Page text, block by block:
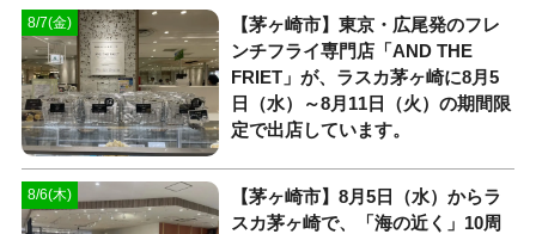
8/7(金)
【茅ヶ崎市】東京・広尾発のフレ
ンチフライ専門店「AND THE
FRIET」が、ラスカ茅ヶ崎に8月5
日（水）～8月11日（火）の期間限
定で出店しています。
8/6(木)
【茅ヶ崎市】8月5日（水）からラ
スカ茅ヶ崎で、「海の近く」10周